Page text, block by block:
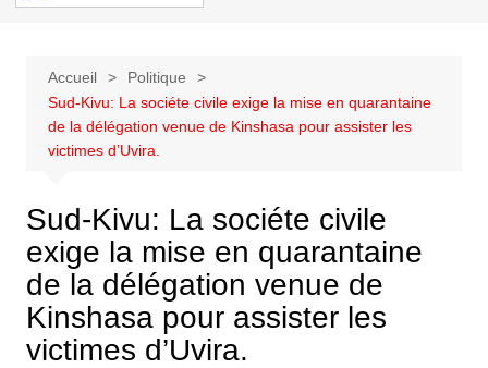
Accueil
Politique
Sud-Kivu: La sociéte civile exige la mise en quarantaine
de la délégation venue de Kinshasa pour assister les
victimes d’Uvira.
Sud-Kivu: La sociéte civile
exige la mise en quarantaine
de la délégation venue de
Kinshasa pour assister les
victimes d’Uvira.